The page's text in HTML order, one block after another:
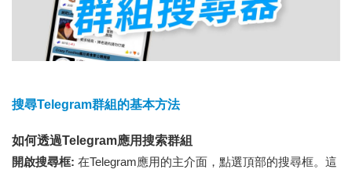
搜尋Telegram群組的基本方法
如何透過Telegram應用搜索群組
開啟搜尋框: 在Telegram應用的主介面，點選頂部的搜尋框。這